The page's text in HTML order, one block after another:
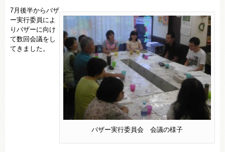
バザー実行委員会 会議の様子
7月後半からバザ
ー実行委員によ
りバザーに向け
て数回会議をし
てきました。